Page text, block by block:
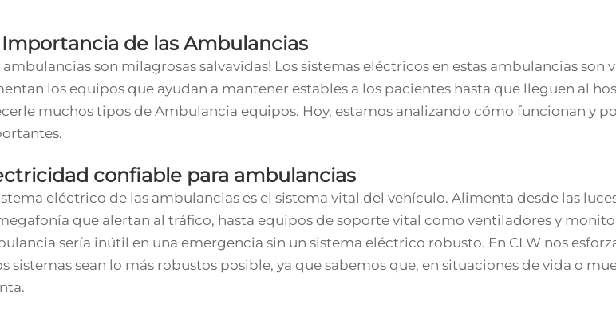
de las Ambulancias
ambulancias son milagrosas salvavidas! Los sistemas eléctricos en estas ambulancias son
los equipos que ayudan a mantener estables a los pacientes hasta que lleguen al
muchos tipos de Ambulancia equipos. Hoy, estamos analizando cómo funcionan y
confiable para ambulancias
eléctrico de las ambulancias es el sistema vital del vehículo. Alimenta desde las
que alertan al tráfico, hasta equipos de soporte vital como ventiladores y
sería inútil en una emergencia sin un sistema eléctrico robusto. En CLW nos
sistemas sean lo más robustos posible, ya que sabemos que, en situaciones de vida o